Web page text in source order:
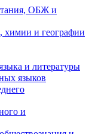
ОБЖ и
химии и географии
и литературы
языков
и